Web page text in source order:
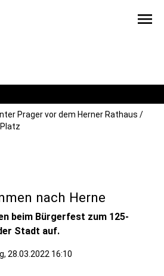
menu
Prager vor dem Herner Rathaus /
nach Herne
beim Bürgerfest zum 125-
Stadt auf.
28.03.2022 16:10